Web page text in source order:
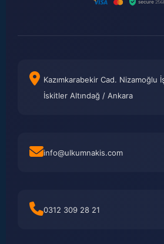
Kazımkarabekir Cad. Nizamoğlu
İskitler Altındağ / Ankara
info@ulkumnakis.com
0312 309 28 21